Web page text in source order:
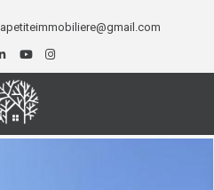
lapetiteimmobiliere@gmail.com